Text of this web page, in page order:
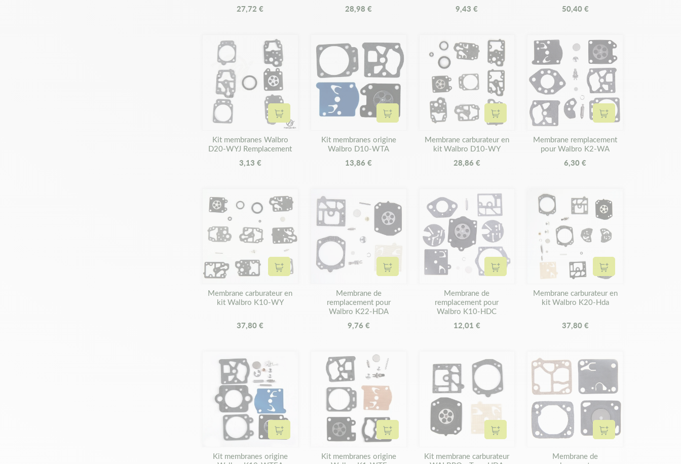
27,72 € 28,98 € 9,43 € 50,40 €
Ajouter au panier
Kit membranes Walbro
D20-WYJ Remplacement
3,13 €
Ajouter au panier
Kit membranes origine
Walbro D10-WTA
13,86 €
Ajouter au panier
Membrane carburateur en
kit Walbro D10-WY
28,86 €
Ajouter au panier
Membrane remplacement
pour Walbro K2-WA
6,30 €
Ajouter au panier
Membrane carburateur en
kit Walbro K10-WY
37,80 €
Ajouter au panier
Membrane de
remplacement pour
Walbro K22-HDA
9,76 €
Ajouter au panier
Membrane de
remplacement pour
Walbro K10-HDC
12,01 €
Ajouter au panier
Membrane carburateur en
kit Walbro K20-Hda
37,80 €
Ajouter au panier
Kit membranes origine
Ajouter au panier
Kit membranes origine
Ajouter au panier
Kit membrane carburateur
Ajouter au panier
Membrane de